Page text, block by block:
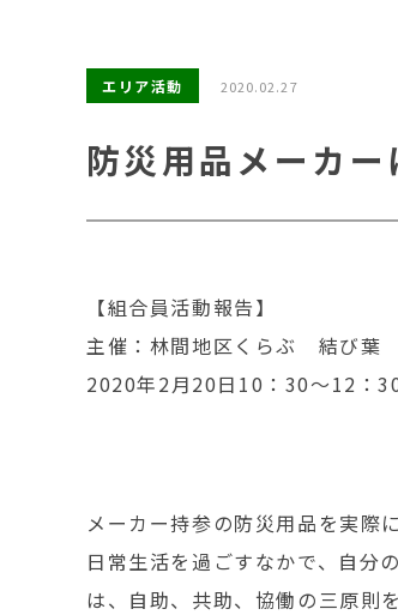
エリア活動 2020.02.27
防災用品メーカー
【組合員活動報告】
主催：林間地区くらぶ 結び葉
2020年2月20日10：30～12：
メーカー持参の防災用品を実際
日常生活を過ごすなかで、自分
は、自助、共助、協働の三原則